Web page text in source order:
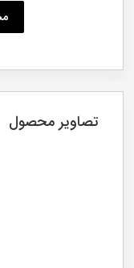
تصاویر محصول